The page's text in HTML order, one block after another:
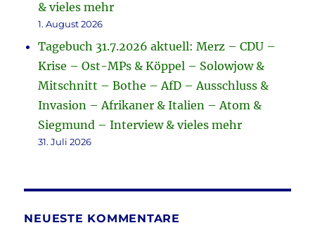
& vieles mehr
1. August 2026
Tagebuch 31.7.2026 aktuell: Merz – CDU –
Krise – Ost-MPs & Köppel – Solowjow &
Mitschnitt – Bothe – AfD – Ausschluss &
Invasion – Afrikaner & Italien – Atom &
Siegmund – Interview & vieles mehr
31. Juli 2026
NEUESTE KOMMENTARE